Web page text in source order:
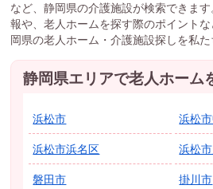
など、静岡県の介護施設が検索できま
報や、老人ホームを探す際のポイント
岡県の老人ホーム・介護施設探しを私
静岡県エリアで老人ホーム
浜松市 浜松
浜松市浜名区 浜松
磐田市 掛川市